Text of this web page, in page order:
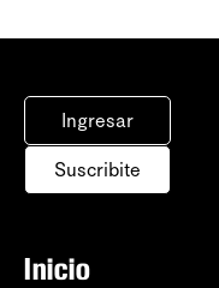
Ingresar
Suscribite
Inicio